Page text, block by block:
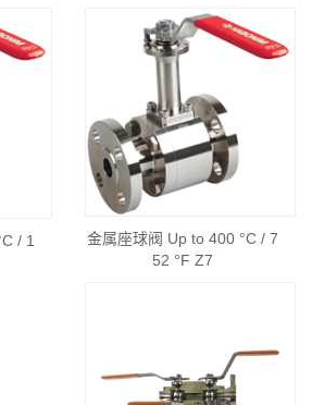
金属座球阀 Up to 400 °C / 7
52 °F Z7